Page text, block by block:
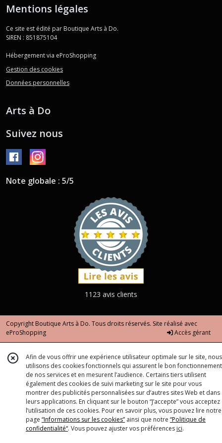
Mentions légales
Ce site est édité par Boutique Arts à Do.
SIREN : 851875104
Hébergement via eProShopping
Gestion des cookies
Données personnelles
Arts à Do
Suivez nous
Note globale : 5/5
1123 avis clients
Copyright Boutique Arts à Do. Tous droits réservés. Site réalisé avec
eProShopping
Accès gérant
Afin de vous offrir une expérience utilisateur optimale sur le site, nous
utilisons des cookies fonctionnels qui assurent le bon fonctionnement
de nos services et en mesurent l’audience. Certains tiers utilisent
également des cookies de suivi marketing sur le site pour vous
montrer des publicités personnalisées sur d’autres sites Web et dans
leurs applications. En cliquant sur le bouton “J’accepte” vous acceptez
l’utilisation de ces cookies. Pour en savoir plus, vous pouvez lire notre
page “Informations sur les cookies” ainsi que notre “Politique de
confidentialité“. Vous pouvez ajuster vos préférences ici.